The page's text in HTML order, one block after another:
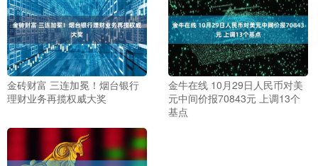
金砖财富 三连加冕！烟台银行
理财业务再揽权威大奖
金牛在线 10月29日人民币对美
元中间价报70843元 上调13个
基点